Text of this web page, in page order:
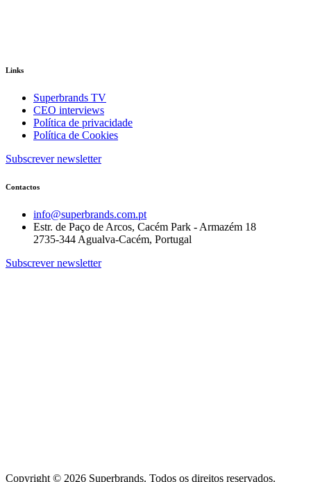
Links
Superbrands TV
CEO interviews
Política de privacidade
Política de Cookies
Subscrever newsletter
Contactos
info@superbrands.com.pt
Estr. de Paço de Arcos, Cacém Park - Armazém 18
2735-344 Agualva-Cacém, Portugal
Subscrever newsletter
Copyright © 2026 Superbrands. Todos os direitos reservados.